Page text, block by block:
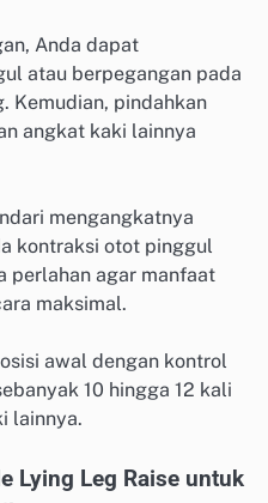
Anda dapat
atau berpegangan pada
Kemudian, pindahkan
angkat kaki lainnya
mengangkatnya
kontraksi otot pinggul
perlahan agar manfaat
maksimal.
awal dengan kontrol
10 hingga 12 kali
lainnya.
Lying Leg Raise untuk